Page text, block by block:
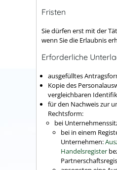
Fristen
Sie dürfen erst mit der
wenn Sie die Erlaubnis
Erforderliche
ausgefülltes
Kopie des
vergleichbaren
für den Nachweis zur
Rechtsform:
bei
bei in einem
Unternehmen:
Handelsregister